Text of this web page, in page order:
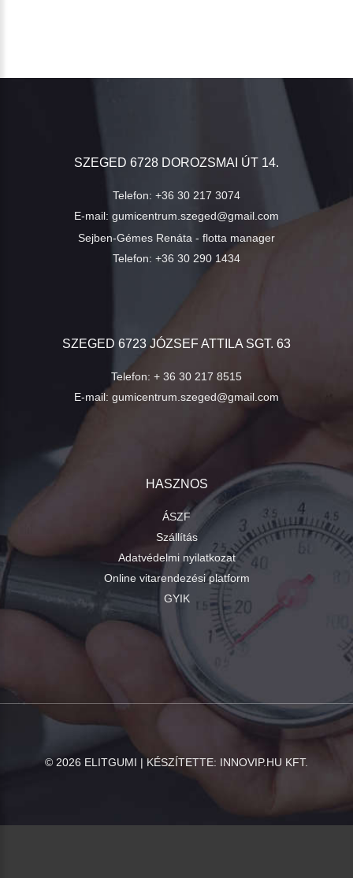
SZEGED 6728 DOROZSMAI ÚT 14.
Telefon: +36 30 217 3074
E-mail: gumicentrum.szeged@gmail.com
Sejben-Gémes Renáta - flotta manager
Telefon: +36 30 290 1434
SZEGED 6723 JÓZSEF ATTILA SGT. 63
Telefon: + 36 30 217 8515
E-mail: gumicentrum.szeged@gmail.com
HASZNOS
ÁSZF
Szállítás
Adatvédelmi nyilatkozat
Online vitarendezési platform
GYIK
© 2026 ELITGUMI | KÉSZÍTETTE: INNOVIP.HU KFT.